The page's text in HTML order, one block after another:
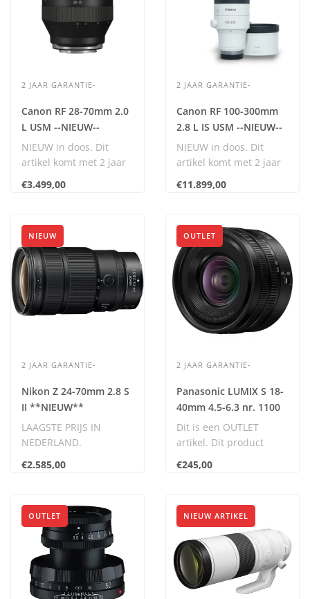
2 JAAR GARANTIE-
Canon RF 28-70mm 2.0
L USM --NIEUW--
NIEUW in doos. Dit
artikel komt met 2 jaar
Dit artikel wordt
€3.499,00
2 JAAR GARANTIE-
Canon RF 100-300mm
2.8 L IS USM --NIEUW--
NIEUW in doos. Dit
artikel komt met 2 jaar
Dit artikel wordt
€11.899,00
NIEUW
2 JAAR GARANTIE-
Nikon Z 24-70mm 2.8 S
II **NIEUW**
LAAGSTE PRIJS IN
NEDERLAND.
€2.585,00
OUTLET
2 JAAR GARANTIE-
Panasonic LUMIX S 18-
40mm 4.5-6.3 nr. 1100
Dit is een OUTLET
artikel. Dit product
en komt met 2 jaar..
€245,00
OUTLET NIEUW ARTIKEL